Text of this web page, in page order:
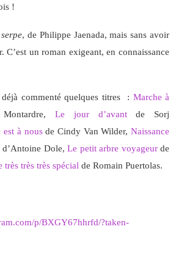
!
, de Philippe Jaenada, mais sans avoir
C’est un roman exigeant, en connaissance
commenté quelques titres : Marche à
Montardre,Le jour d’avantde Sorj
est à nousde Cindy Van Wilder,Naissance
d’Antoine Dole,Le petit arbre voyageurde
très très très spécial de Romain Puertolas.
p/BXGY67hhrfd/?taken-